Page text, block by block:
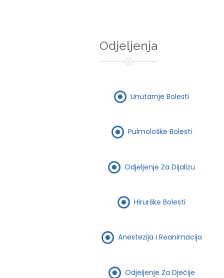
Odjeljenja
Unutarnje Bolesti
Pulmološke Bolesti
Odjeljenje Za Dijalizu
Hirurške Bolesti
Anestezija I Reanimacija
Odjeljenje Za Dječije